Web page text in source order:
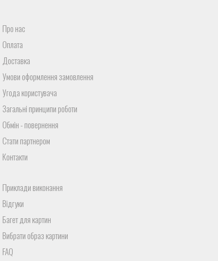
Про нас
Оплата
Доставка
Умови оформлення замовлення
Угода користувача
Загальні принципи роботи
Обмін - повернення
Стати партнером
Контакти
Приклади виконання
Відгуки
Багет для картин
Вибрати образ картини
FAQ